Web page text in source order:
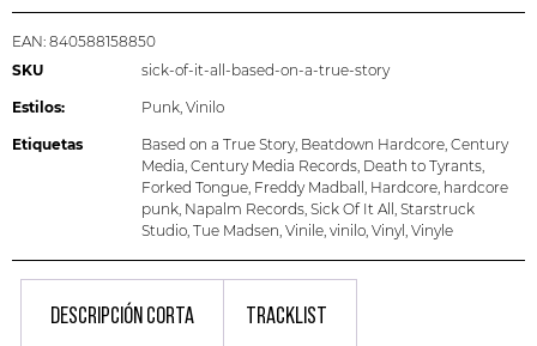
EAN: 840588158850
SKU
sick-of-it-all-based-on-a-true-story
Estilos: Punk, Vinilo
Etiquetas Based on a True Story, Beatdown Hardcore, Century
Media, Century Media Records, Death to Tyrants,
Forked Tongue, Freddy Madball , Hardcore, hardcore
punk, Napalm Records, Sick Of It All , Starstruck
Studio, Tue Madsen, Vinile, vinilo, Vinyl, Vinyle
DESCRIPCIÓN CORTA TRACKLIST